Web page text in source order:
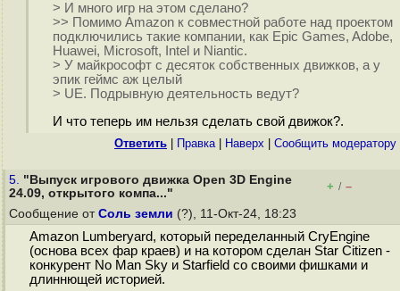
> И много игр на этом сделано?
>> Помимо Amazon к совместной работе над проектом
подключились такие компании, как Epic Games, Adobe,
Huawei, Microsoft, Intel и Niantic.
> У майкрософт с десяток собственных движков, а у
эпик геймс аж целый
> UE. Подрывную деятельность ведут?
И что теперь им нельзя сделать свой движок?.
Ответить Правка| Наверх Cообщить модератору
5. "Выпуск игрового движка Open 3D Engine
24.09, открытого компа..."
+ / –
Сообщение от Соль земли (?), 11-Окт-24, 18:23
Amazon Lumberyard, который переделанный CryEngine
(основа всех фар краев) и на котором сделан Star Citizen -
конкурент No Man Sky и Starfield со своими фишками и
длиннющей историей.